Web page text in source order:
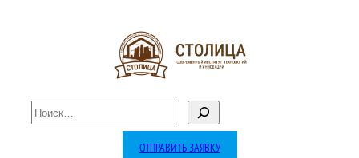
П
о
ОТПРАВИТЬ ЗАЯВКУ